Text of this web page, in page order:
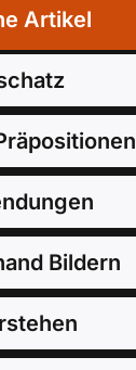
Artikel
Bildern